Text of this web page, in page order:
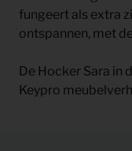
fungeert als extra
ontspannen, met
De Hocker Sara in
Keypro